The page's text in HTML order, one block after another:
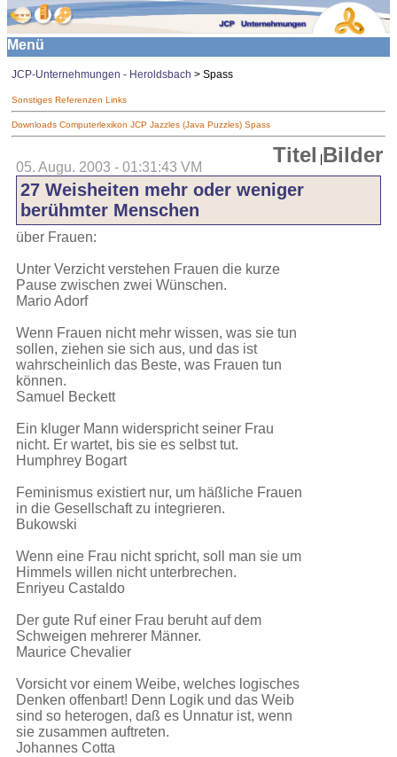
Menü
JCP-Unternehmungen - Heroldsbach > Spass
Sonstiges Referenzen Links
Downloads Computerlexikon JCP Jazzles (Java Puzzles) Spass
Titel Bilder
05. Augu. 2003 - 01:31:43 VM
27 Weisheiten mehr oder weniger
berühmter Menschen
über Frauen:
Unter Verzicht verstehen Frauen die kurze
Pause zwischen zwei Wünschen.
Mario Adorf
Wenn Frauen nicht mehr wissen, was sie tun
sollen, ziehen sie sich aus, und das ist
wahrscheinlich das Beste, was Frauen tun
können.
Samuel Beckett
Ein kluger Mann widerspricht seiner Frau
nicht. Er wartet, bis sie es selbst tut.
Humphrey Bogart
Feminismus existiert nur, um häßliche Frauen
in die Gesellschaft zu integrieren.
Bukowski
Wenn eine Frau nicht spricht, soll man sie um
Himmels willen nicht unterbrechen.
Enriyeu Castaldo
Der gute Ruf einer Frau beruht auf dem
Schweigen mehrerer Männer.
Maurice Chevalier
Vorsicht vor einem Weibe, welches logisches
Denken offenbart! Denn Logik und das Weib
sind so heterogen, daß es Unnatur ist, wenn
sie zusammen auftreten.
Johannes Cotta